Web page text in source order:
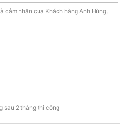
cảm nhận của Khách hàng Anh Hùng,
sau 2 tháng thi công